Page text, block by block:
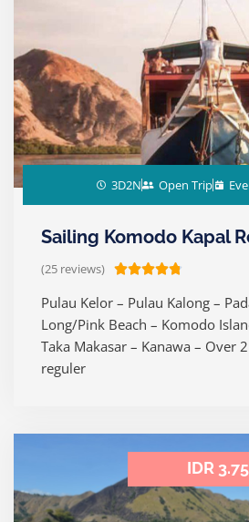
5
3D2N Open Trip
Sailing Komodo Kapal
(25 reviews) 
t
e
d
u
t
o
Pulau Kelor – Pulau Kalong –
Long/Pink Beach – Komodo
Taka Makasar – Kanawa – Over
reguler
IDR